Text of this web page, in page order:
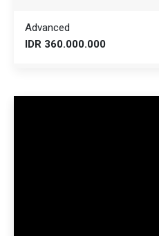
Advanced
IDR 360.000.000
IDR 380.000.000